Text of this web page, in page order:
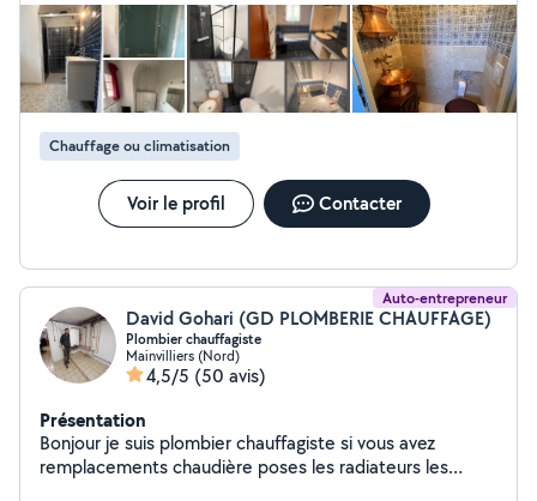
Chauffage ou climatisation
Voir le profil Contacter
Auto-entrepreneur
David Gohari (GD PLOMBERIE CHAUFFAGE)
Plombier chauffagiste
Mainvilliers (Nord)
4,5/5 (50 avis)
Présentation
Bonjour je suis plombier chauffagiste si vous avez
remplacements chaudière poses les radiateurs les